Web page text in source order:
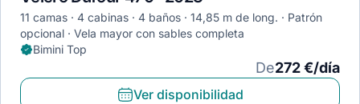
11 camas 4 cabinas 4 baños 14,85 m de long.
Patrón
opcional
Vela mayor con sables completa
Bimini Top
De272 €/día
Ver disponibilidad